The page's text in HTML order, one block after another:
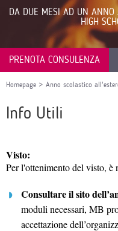
DA DUE MESI AD UN ANNO
HIGH
PRENOTA CONSULENZA
Homepage > Anno scolastico
Info Utili
Visto:
Per l'ottenimento del visto, è
Consultare il sito
moduli necessari, MB
accettazione